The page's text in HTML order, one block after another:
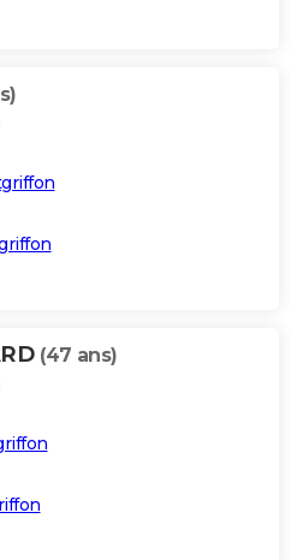
(47 ans)